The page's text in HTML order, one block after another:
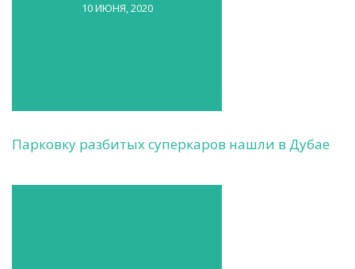
10 ИЮНЯ, 2020
Парковку разбитых суперкаров нашли в Дубае